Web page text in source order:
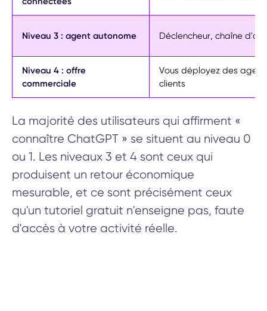
Niveau 3 : agent autonome Déclencheur, chaîne
Niveau 4 : offre
commerciale
Vous déployez des
clients
La majorité des utilisateurs qui affirment «
connaître ChatGPT » se situent au niveau 0
ou 1. Les niveaux 3 et 4 sont ceux qui
produisent un retour économique
mesurable, et ce sont précisément ceux
qu'un tutoriel gratuit n'enseigne pas, faute
d'accès à votre activité réelle.